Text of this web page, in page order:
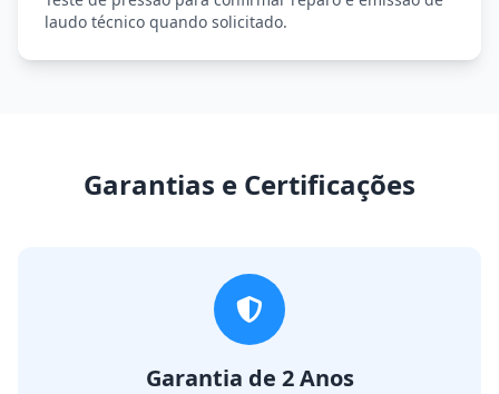
laudo técnico quando solicitado.
Garantias e Certificações
Garantia de 2 Anos